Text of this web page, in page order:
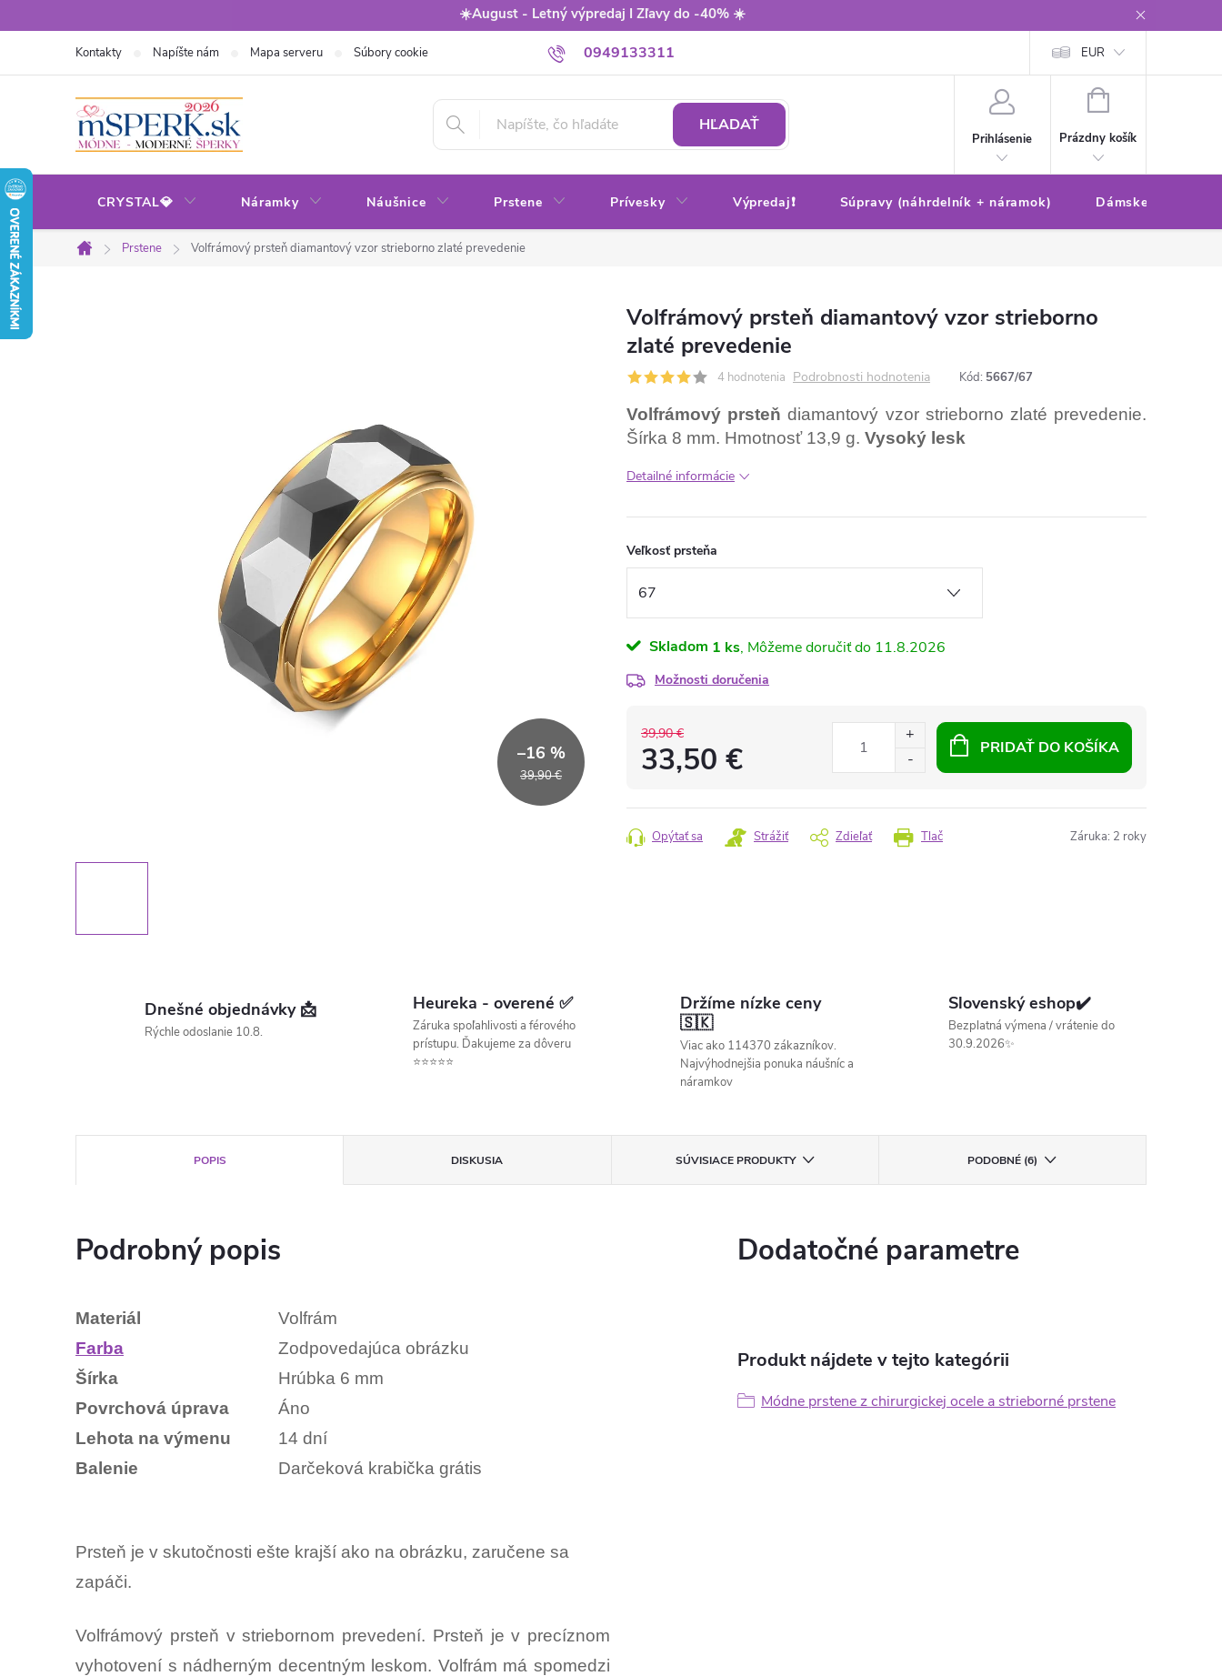
na
☀️August - Letný výpredaj I Zľavy do -40% ☀️
0949133311
Kontakty Napíšte nám Mapa serveru Súbory cookie Obchodné podmienky Ochrana osobných údajov
EUR
HĽADAŤ
Prihlásenie
NÁKUPNÝ
Prázdny košík
CRYSTAL💎 Náramky Náušnice Prstene Prívesky Výpredaj❗ Súpravy (náhrdelník + náramok) Dámske sety
Domov
Prstene Volfrámový prsteň diamantový vzor strieborno zlaté prevedenie
39,90 €
–16 %
Volfrámový prsteň diamantový vzor strieborno
zlaté prevedenie
4 hodnotenia Podrobnosti hodnotenia Kód: 5667/67
Volfrámový prsteň diamantový vzor strieborno zlaté prevedenie.
Šírka 8 mm. Hmotnosť 13,9 g. Vysoký lesk
Detailné informácie
Veľkosť prsteňa
Skladom 1 ks 11.8.2026
Možnosti doručenia
39,90 €
33,50 €
cena:
PRIDAŤ DO KOŠÍKA
Tlač
Opýtať sa Strážiť Zdieľať Záruka: 2 roky
Dnešné objednávky 📩
Rýchle odoslanie 10.8.
Heureka - overené ✅
Záruka spoľahlivosti a férového
prístupu. Ďakujeme za dôveru
⭐⭐⭐⭐⭐
Držíme nízke ceny
🇸🇰
Viac ako 114370 zákazníkov.
Najvýhodnejšia ponuka náušníc a
náramkov
Slovenský eshop✔️
Bezplatná výmena / vrátenie do
30.9.2026✨
POPIS DISKUSIA SÚVISIACE PRODUKTY PODOBNÉ (6)
Podrobný popis
Materiál
Volfrám
Farba
Zodpovedajúca obrázku
Šírka
Hrúbka 6 mm
Povrchová úprava
Áno
Lehota na výmenu
14 dní
Balenie
Darčeková krabička grátis
Prsteň je v skutočnosti ešte krajší ako na obrázku, zaručene sa
zapáči.
Volfrámový prsteň v striebornom prevedení. Prsteň je v precíznom
vyhotovení s nádherným decentným leskom. Volfrám má spomedzi
Dodatočné parametre
Produkt nájdete v tejto kategórii
Módne prstene z chirurgickej ocele a strieborné prstene